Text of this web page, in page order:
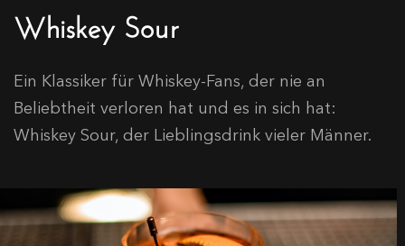
Whiskey Sour
Ein Klassiker für Whiskey-Fans, der nie an
Beliebtheit verloren hat und es in sich hat:
Whiskey Sour, der Lieblingsdrink vieler Männer.